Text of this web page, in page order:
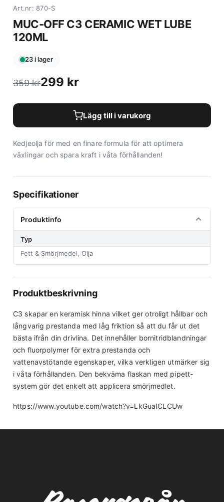
Art.nr: 870-S
MUC-OFF C3 CERAMIC WET LUBE
120ML
23 i lager
359kr299 kr
Lägg till i varukorg
Kedjeolja för med en finare formula för att optimera
växlingar och spara kraft i våta förhållanden!
Specifikationer
Produktinfo
Typ
Fett & Smörjmedel, Olja
Produktbeskrivning
C3 skapar en keramisk hinna vilket ger otroligt hållbar och
långvarig prestanda med låg friktion så att du får ut det
bästa ifrån din drivlina. Det innehåller bornitridblandningar
och fluorpolymer för extra prestanda och
vattenavstötande egenskaper, vilka verkligen utmärker sig
i våta förhållanden. Den bekväma flaskan med pipett-
system gör det enkelt att applicera smörjmedlet.
https://www.youtube.com/watch?v=LkGuaICLCUw